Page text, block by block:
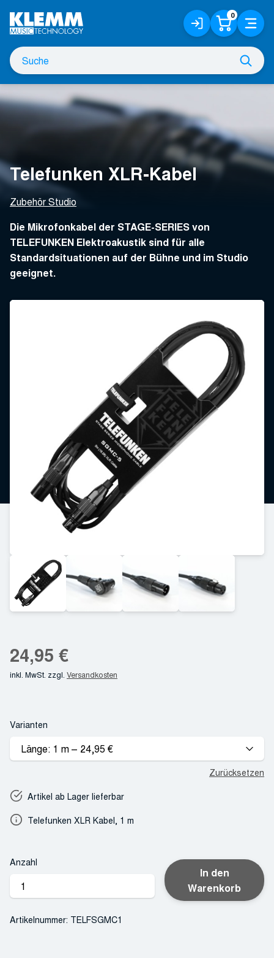
Hauptinhalt
Suche
nach
Anmelden
/
Registrieren
0 Menü
Telefunken XLR-Kabel
Zubehör Studio
Die Mikrofonkabel der STAGE-SERIES von
TELEFUNKEN Elektroakustik sind für alle
Standardsituationen auf der Bühne und im Studio
geeignet.
24,95 €
inkl. MwSt. zzgl. Versandkosten
Varianten
Zurücksetzen
Artikel ab Lager lieferbar
Telefunken XLR Kabel, 1 m
Anzahl
Telefunken
XLR-
Menge
In den
Warenkorb
Artikelnummer: TELFSGMC1